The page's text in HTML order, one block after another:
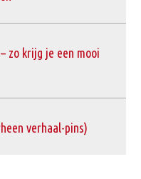
zo krijg je een mooi
verhaal-pins)